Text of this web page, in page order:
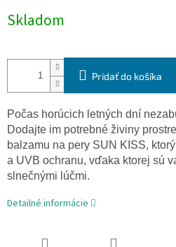
cena:
Skladom
Pridať do košíka
Počas horúcich letných dní
Dodajte im potrebné živiny
balzamu na pery SUN KISS,
a UVB ochranu, vďaka ktorej sú
slnečnými lúčmi.
Detailné informácie